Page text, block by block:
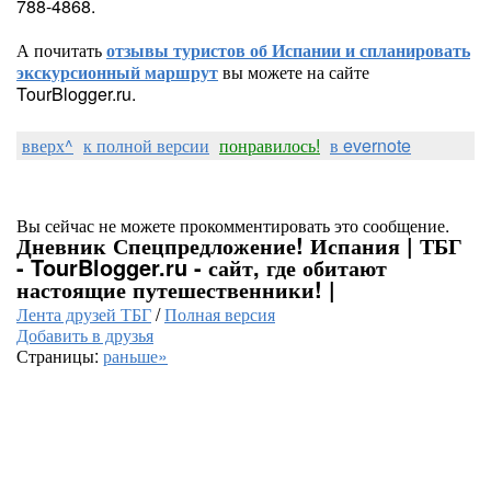
788-4868.
А почитатьотзывы туристов об Испании и спланировать
экскурсионный маршрутвы можете на сайте
TourBlogger.ru.
вверх^ к полной версии понравилось! в evernote
Вы сейчас не можете прокомментировать это сообщение.
Дневник Спецпредложение! Испания | ТБГ
- TourBlogger.ru - сайт, где обитают
настоящие путешественники! |
Лента друзей ТБГ/Полная версия
Добавить в друзья
Страницы: раньше»